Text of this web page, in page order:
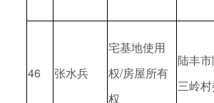
46 张水兵
宅基地使用
权/房屋所有
权
陆丰
三岭